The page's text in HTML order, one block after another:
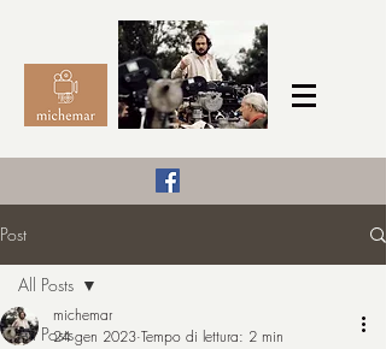
michemar
Post
All Posts
All Posts
michemar
24 gen 2023 Tempo di lettura: 2 min